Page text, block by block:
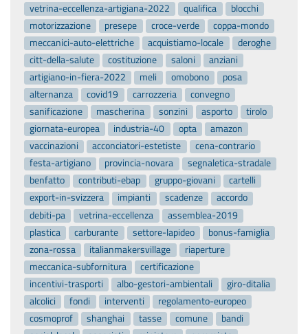
vetrina-eccellenza-artigiana-2022
qualifica
blocchi
motorizzazione
presepe croce-verde
coppa-mondo
meccanici-auto-elettriche
acquistiamo-locale
deroghe
citt-della-salute
costituzione saloni
anziani
artigiano-in-fiera-2022
meli omobono
posa
alternanza
covid19 carrozzeria
convegno
sanificazione
mascherina sonzini asporto
tirolo
giornata-europea
industria-40 opta
amazon
vaccinazioni
acconciatori-estetiste
cena-contrario
festa-artigiano
provincia-novara
segnaletica-stradale
benfatto
contributi-ebap gruppo-giovani
cartelli
export-in-svizzera
impianti scadenze
accordo
debiti-pa
vetrina-eccellenza
assemblea-2019
plastica
carburante settore-lapideo
bonus-famiglia
zona-rossa
italianmakersvillage
riaperture
meccanica-subfornitura
certificazione
incentivi-trasporti
albo-gestori-ambientali
giro-ditalia
alcolici
fondi interventi
regolamento-europeo
cosmoprof
shanghai tasse comune
bandi